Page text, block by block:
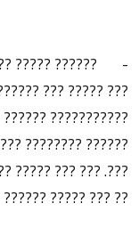
?? ????????
?????????
?????? ????
???? ????
???????? ???????
????? ?? ????.